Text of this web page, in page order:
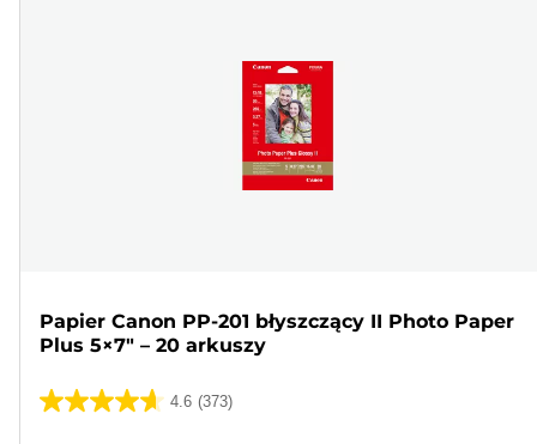
Papier Canon PP-201 błyszczący II Photo Paper
Plus 5×7" – 20 arkuszy
4.6 (373)
4.6